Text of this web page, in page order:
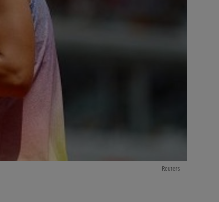
Reuters
Zmiana ustawień
celów identyfikacji.
reklam i treści,